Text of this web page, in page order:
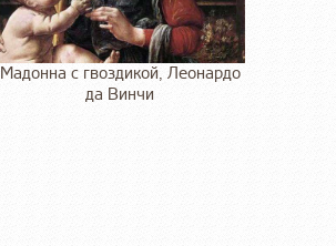
Мадонна с гвоздикой, Леонардо
да Винчи